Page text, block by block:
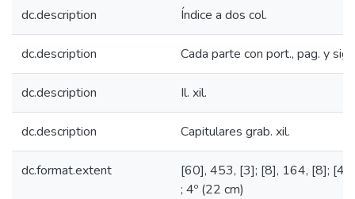
dc.description Índice a dos col.
dc.description Cada parte con port., pag. y
dc.description Il. xil.
dc.description Capitulares grab. xil.
dc.format.extent
[60], 453, [3]; [8], 164, [8]; [4],
; 4º (22 cm)